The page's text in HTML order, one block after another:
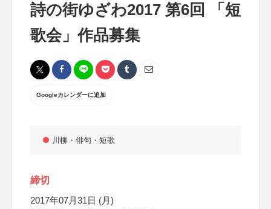
詩の街ゆざわ2017 第6回 「短
歌会」作品募集
Googleカレンダーに追加
川柳・俳句・短歌
締切
2017年07月31日 (月)